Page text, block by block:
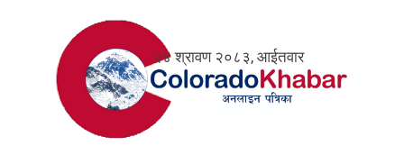
२४ श्रावण २०८३, आईतवार